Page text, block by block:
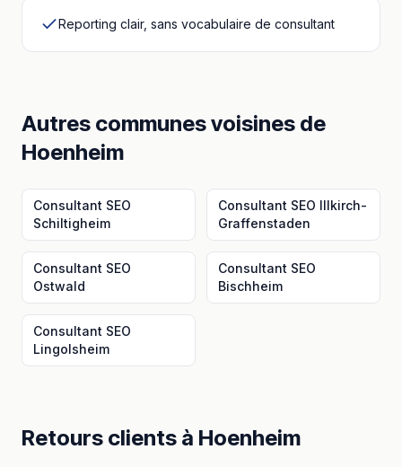
Reporting clair, sans vocabulaire de consultant
Autres communes voisines de
Hoenheim
Consultant SEO
Schiltigheim
Consultant SEO Illkirch-
Graffenstaden
Consultant SEO
Ostwald
Consultant SEO
Bischheim
Consultant SEO
Lingolsheim
Retours clients à Hoenheim